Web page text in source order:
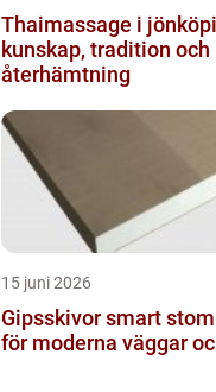
Thaimassage i
kunskap, tradition och
återhämtning
15 juni 2026
Gipsskivor smart stomme
för moderna väggar